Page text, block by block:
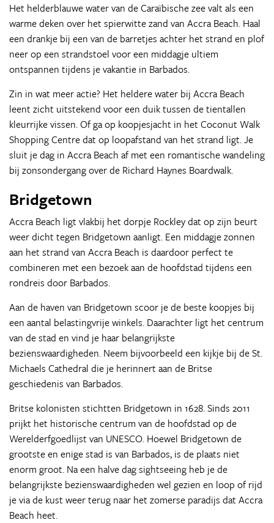
Het helderblauwe water van de Caraïbische zee valt als een
warme deken over het spierwitte zand van Accra Beach. Haal
een drankje bij een van de barretjes achter het strand en plof
neer op een strandstoel voor een middagje ultiem
ontspannen tijdens je vakantie in Barbados.
Zin in wat meer actie? Het heldere water bij Accra Beach
leent zicht uitstekend voor een duik tussen de tientallen
kleurrijke vissen. Of ga op koopjesjacht in het Coconut Walk
Shopping Centre dat op loopafstand van het strand ligt. Je
sluit je dag in Accra Beach af met een romantische wandeling
bij zonsondergang over de Richard Haynes Boardwalk.
Bridgetown
Accra Beach ligt vlakbij het dorpje Rockley dat op zijn beurt
weer dicht tegen Bridgetown aanligt. Een middagje zonnen
aan het strand van Accra Beach is daardoor perfect te
combineren met een bezoek aan de hoofdstad tijdens een
rondreis door Barbados.
Aan de haven van Bridgetown scoor je de beste koopjes bij
een aantal belastingvrije winkels. Daarachter ligt het centrum
van de stad en vind je haar belangrijkste
bezienswaardigheden. Neem bijvoorbeeld een kijkje bij de St.
Michaels Cathedral die je herinnert aan de Britse
geschiedenis van Barbados.
Britse kolonisten stichtten Bridgetown in 1628. Sinds 2011
prijkt het historische centrum van de hoofdstad op de
Werelderfgoedlijst van UNESCO. Hoewel Bridgetown de
grootste en enige stad is van Barbados, is de plaats niet
enorm groot. Na een halve dag sightseeing heb je de
belangrijkste bezienswaardigheden wel gezien en loop of rijd
je via de kust weer terug naar het zomerse paradijs dat Accra
Beach heet.